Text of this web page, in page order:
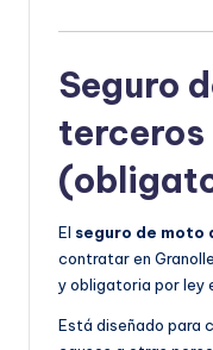
Seguro
El seguro de moto
contratar en
y obligatoria por ley
Está diseñado para